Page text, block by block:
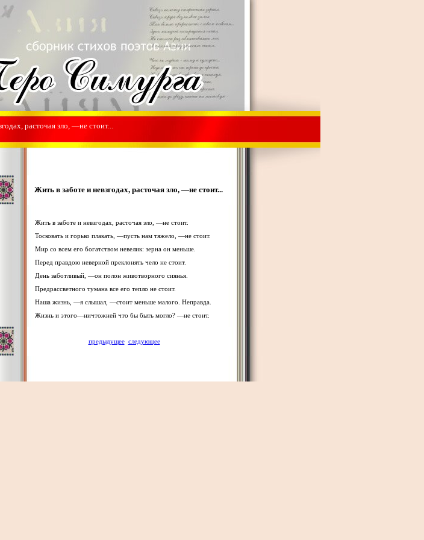
расточая зло, —не стоит...
Жить в заботе и невзгодах, расточая зло, —не стоит...
Жить в заботе и невзгодах, расточая зло, —не стоит.
Тосковать и горько плакать, —пусть нам тяжело, —не стоит.
Мир со всем его богатством невелик: зерна он меньше.
Перед правдою неверной преклонять чело не стоит.
День заботливый, —он полон животворного сиянья.
Предрассветного тумана все его тепло не стоит.
Наша жизнь, —я слышал, —стоит меньше малого. Неправда.
Жизнь и этого—ничтожней что бы быть могло? —не стоит.
предыдущее следующее